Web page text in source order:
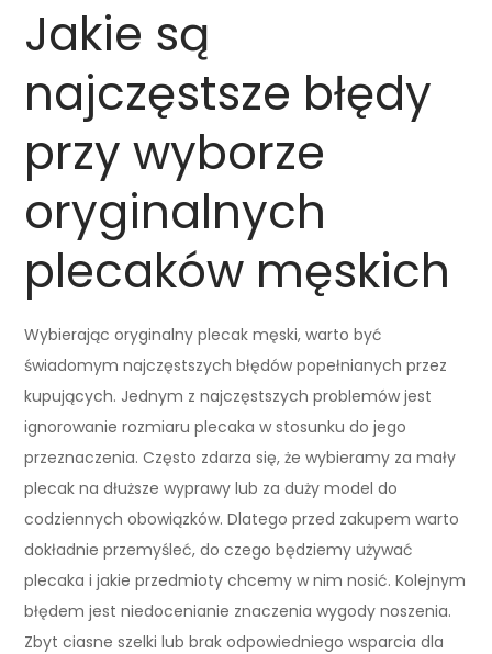
Jakie są
najczęstsze błędy
przy wyborze
oryginalnych
plecaków męskich
Wybierając oryginalny plecak męski, warto być
świadomym najczęstszych błędów popełnianych przez
kupujących. Jednym z najczęstszych problemów jest
ignorowanie rozmiaru plecaka w stosunku do jego
przeznaczenia. Często zdarza się, że wybieramy za mały
plecak na dłuższe wyprawy lub za duży model do
codziennych obowiązków. Dlatego przed zakupem warto
dokładnie przemyśleć, do czego będziemy używać
plecaka i jakie przedmioty chcemy w nim nosić. Kolejnym
błędem jest niedocenianie znaczenia wygody noszenia.
Zbyt ciasne szelki lub brak odpowiedniego wsparcia dla